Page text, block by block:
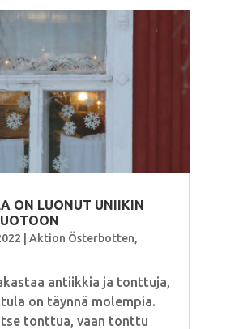
ON LUONUT UNIIKIN
Aktion Österbotten,
antiikkia ja tonttuja,
on täynnä molempia.
tonttua, vaan tonttu